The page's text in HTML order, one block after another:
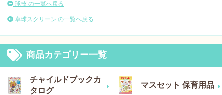
球技 の一覧へ戻る
卓球スクリーン の一覧へ戻る
商品カテゴリー一覧
チャイルドブックカ
タログ
マスセット 保育用品